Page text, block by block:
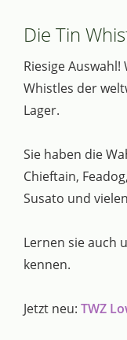
Die Tin
Riesige
Whistles der
Lager.
Sie haben die
Chieftain,
Susato und
Lernen sie auch
kennen.
Jetzt neu: TWZ